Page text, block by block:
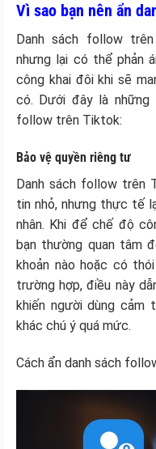
Vì sao bạn nên ẩn
Danh sách follow
nhưng lại có thể phản
công khai đôi khi sẽ
có. Dưới đây là những
follow trên Tiktok:
Bảo vệ quyền riêng tư
Danh sách follow trên
tin nhỏ, nhưng thực tế
nhân. Khi để chế độ
bạn thường quan tâm
khoản nào hoặc có
trường hợp, điều này
khiến người dùng cảm
khác chú ý quá mức.
Cách ẩn danh sách